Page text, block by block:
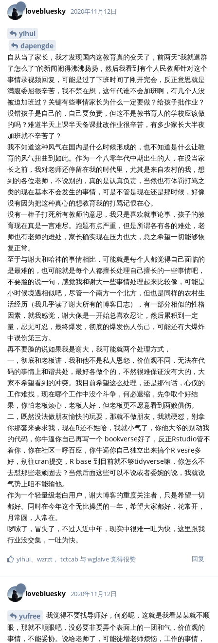
lovebluesky 2020年11月12日
yihui
dapengde
自从当了家长，我才发现国内这教育真的变天了，前两天“我就退群
了怎么了”的新闻闹得沸沸扬扬，然后我看到有个人民教师针对这个
事情录视频回复，可能是过了下班时间了刚开完会，反正意思就是
满腹委屈很辛苦，我不禁在想，这年代谁不会加班啊，有几个人没
被迫加班过？关键有些事情家长为什么一定要做？给孩子批作业？
没错孩子是自己的，自己要负责，但这不是教书育人的学校应该做
的吗？难道半天上课半天备课批改作业很辛苦，有多少家长大半夜
加班就不辛苦了？
我不知道这种风气在国内是什么时候形成的，也不知道是什么让教
育的风气扭曲到如此。作为一个八零年代中期出生的人，在没当家
长之前，我对老师还停留在我的时代里，尤其是来自农村的我，想
到的各位老师，不说别的，真的是认真负责，当然也有体罚打骂之
类的现在基本不会发生的事情，可是不管是现在还是那时候，好像
没有因为把这种真心的想教育我的打骂记恨在心。
没有一棒子打死所有教师的意思，我只是喜欢就事论事，孩子的教
育现在真是一言难尽。跑题有点严重，但是所谓各有各的难处，老
师也有老师的难处，家长确实现在压力也大，总之希望一切能够恢
复正常。
至于与谢大和哈神的事情相比，可能就是每个人都觉得自己面临的
是最难的，也可能就是每个人都擅长处理自己擅长的一些事情吧，
不要脸的说一句，感觉我和谢大一些事情处理起来比较像，可能是
小时候境遇相似吧，尽管一个南方一个北方，但也是同样的农村生
活经历（我几乎读了谢大所有的博客日志），有一部分相似的性格
因素，就我感觉，谢大像是一开始总喜欢忍让，然后累积到一定
量，忍无可忍，最终爆发，彻底的爆发伤人伤己，可能还有大爆炸
中误伤第三方。
再不要脸的说如果我是谢大，我可能就两个处理方式，
一，彻底和老板讲，我和他不是私人恩怨，价值观不同，无法在代
码的事情上和谐共处，最好各做个的，不然很难保证没有大的，大
家不希望看到的冲突。我目前希望这么处理，还是那句话，心仪的
工作难找，现在哪个工作中没个斗争，何必退缩，先争取个好结
果，你怕老板烦心，老板人好，但老板更不愿意看到两败俱伤。
二，既然没法做朋友愉快的玩耍，那就不做朋友，我就硬怼，别拿
你那套来要求我，现在R还不姓哈，我就小气了，你他大爷的别动我
的代码，你牛逼你自己再写一个 bookverse好了，反正Rstudio管不
着你，你在社区一呼百应，你牛逼你自己独立出来搞个R vesre多
好，别往cran提交，R base 到目前就不够tidyverse嘛，你怎么不
去怼那些老顽固去？当然后面这些可以不说或者委婉的说，我就说
气势上咱不能输他。
作为一个轻量级老白用户，谢大博客的重度关注者，只是希望一切
都好。同时在今年这个无比操蛋的一年，希望大家都好，花常开，
月常圆，人常在。
啰嗦了，冒失了，不过人近中年，现实中很难一吐为快，这里跟我
行业没交集，一吐为快。
回复
yihui、 wzrzt ， tctcab与wglaive觉得很赞
lovebluesky 2020年11月12日
yufree
我觉得不要找导师好，何必呢，这就是我看某某就不顺
眼，那就不顺眼吧，没必要非要弄个表面上的一团和气，价值观的
事情，不能妥协。说给老师了，可能徒增老师烦恼，工作的事情，